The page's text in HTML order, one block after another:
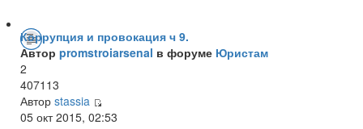
Коррупция и провокация ч 9.
Автор promstroiarsenal в форуме Юристам
2
407113
Автор stassia
05 окт 2015, 02:53